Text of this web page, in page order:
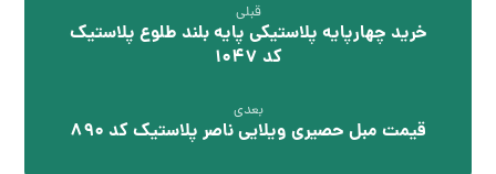
قبلی
خرید چهارپایه پلاستیکی پایه بلند طلوع پلاستیک
کد 1047
بعدی
قیمت مبل حصیری ویلایی ناصر پلاستیک کد 890